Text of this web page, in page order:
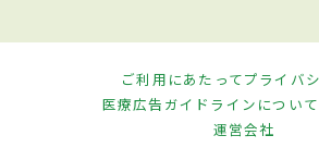
ご利用にあたってプライバ
医療広告ガイドラインについて
運営会社